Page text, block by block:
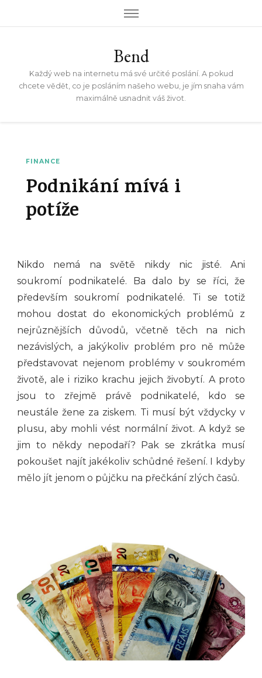
Bend
Každý web na internetu má své určité poslání. A pokud
chcete vědět, co je posláním našeho webu, je jím snaha vám
maximálně usnadnit váš život.
FINANCE
Podnikání mívá i
potíže
Nikdo nemá na světě nikdy nic jisté. Ani
soukromí podnikatelé. Ba dalo by se říci, že
především soukromí podnikatelé. Ti se totiž
mohou dostat do ekonomických problémů z
nejrůznějších důvodů, včetně těch na nich
nezávislých, a jakýkoliv problém pro ně může
představovat nejenom problémy v soukromém
životě, ale i riziko krachu jejich živobytí. A proto
jsou to zřejmě právě podnikatelé, kdo se
neustále žene za ziskem. Ti musí být vždycky v
plusu, aby mohli vést normální život. A když se
jim to někdy nepodaří? Pak se zkrátka musí
pokoušet najít jakékoliv schůdné řešení. I kdyby
mělo jít jenom o půjčku na přečkání zlých časů.